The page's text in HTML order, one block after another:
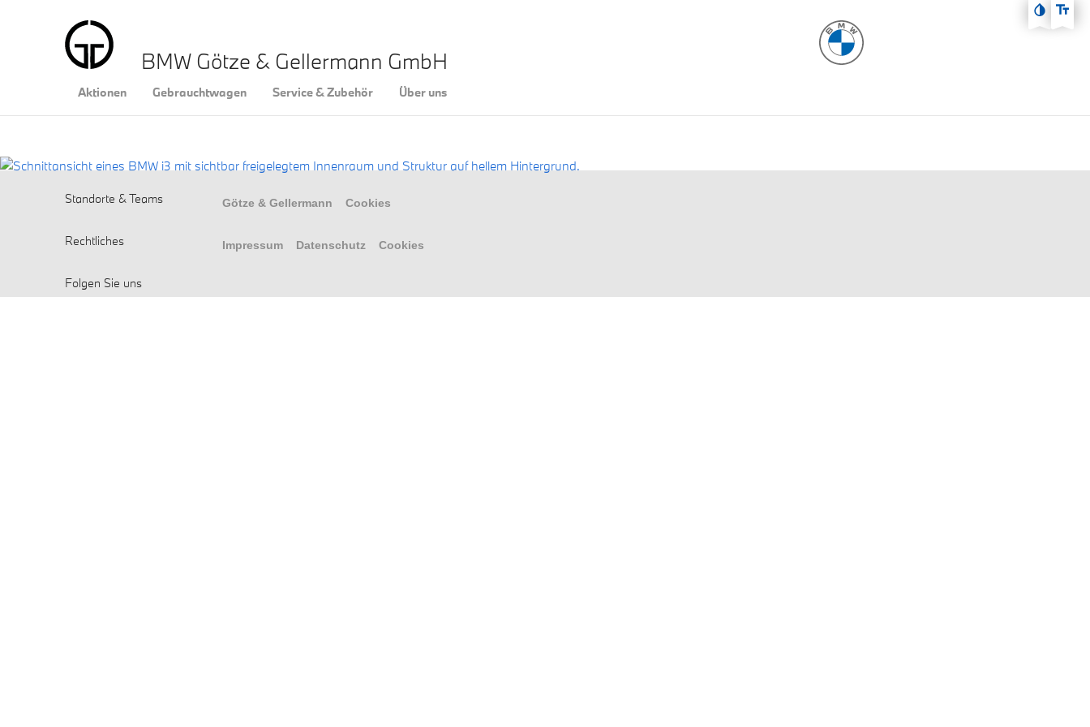
Zum Hauptmenü
BMW Götze & Gellermann GmbH
Aktionen Gebrauchtwagen Service & Zubehör Über uns
Standorte & Teams Götze & Gellermann Cookies
Rechtliches Impressum Datenschutz Cookies
Folgen Sie uns